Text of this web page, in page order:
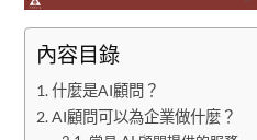
內容目錄
什麼是AI顧問？
AI顧問可以為企業做什麼？